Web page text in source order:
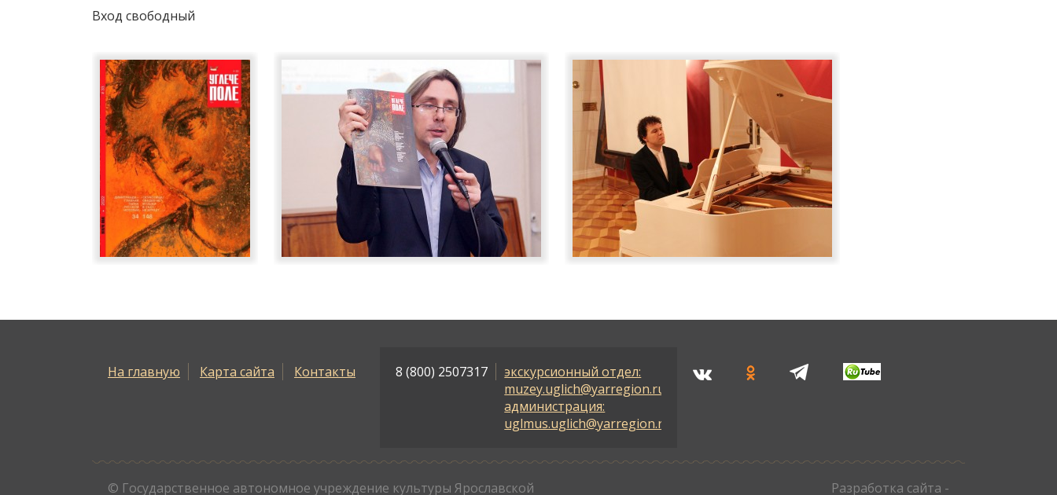
Вход свободный
На главную Карта сайта Контакты 8 (800) 2507317
экскурсионный отдел:
muzey.uglich@yarregion.ru
администрация:
uglmus.uglich@yarregion.ru
© Государственное автономное учреждение культуры Ярославской Разработка сайта -